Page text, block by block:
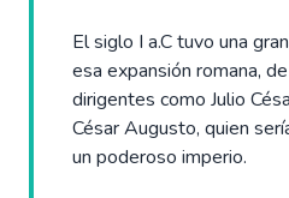
El siglo I a.C tuvo una
esa expansión romana,
dirigentes como Julio
César Augusto, quien
un poderoso imperio.